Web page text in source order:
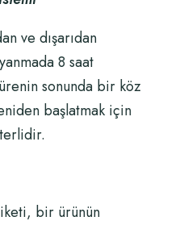
ve dışarıdan
8 saat
sonunda bir köz
başlatmak için
bir ürünün